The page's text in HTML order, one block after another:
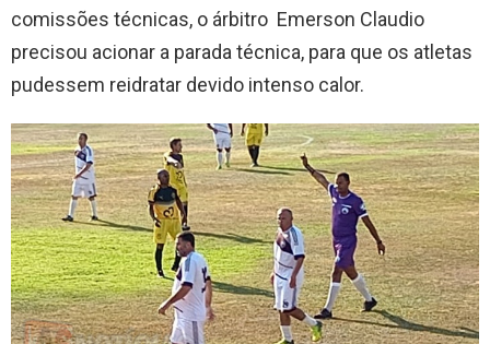
comissões técnicas, o árbitro Emerson Claudio
precisou acionar a parada técnica, para que os atletas
pudessem reidratar devido intenso calor.